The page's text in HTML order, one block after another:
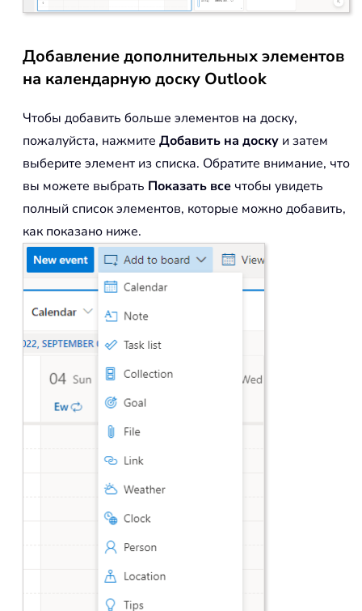
Добавление дополнительных элементов
на календарную доску Outlook
Чтобы добавить больше элементов на доску,
пожалуйста, нажмите Добавить на доску и затем
выберите элемент из списка. Обратите внимание, что
вы можете выбрать Показать все чтобы увидеть
полный список элементов, которые можно добавить,
как показано ниже.